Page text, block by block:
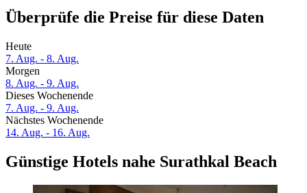
Überprüfe die Preise für diese Daten
Heute
7. Aug. - 8. Aug.
Morgen
8. Aug. - 9. Aug.
Dieses Wochenende
7. Aug. - 9. Aug.
Nächstes Wochenende
14. Aug. - 16. Aug.
Günstige Hotels nahe Surathkal Beach